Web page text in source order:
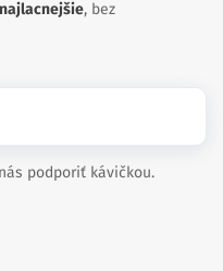
najlacnejšie, bez
podporiť kávičkou.